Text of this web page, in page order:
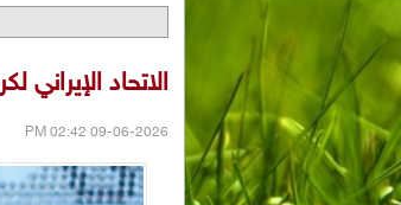
الاتحاد
09-06-2026 02:42 PM